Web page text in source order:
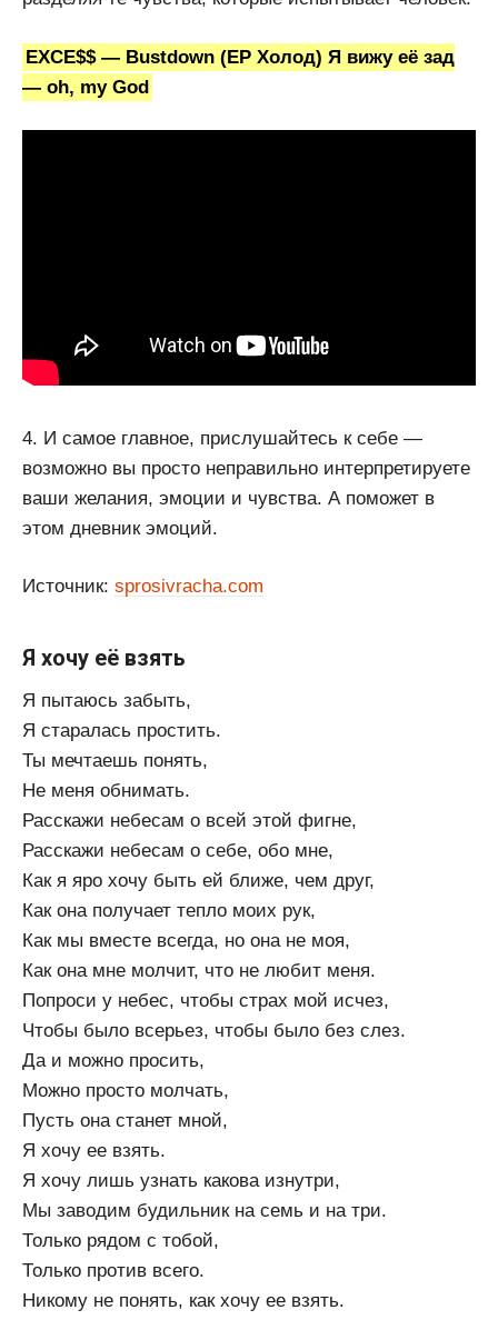
EXCE$$ — Bustdown (EP Холод) Я вижу её зад
— oh, my God
4. И самое главное, прислушайтесь к себе —
возможно вы просто неправильно интерпретируете
ваши желания, эмоции и чувства. А поможет в
этом дневник эмоций.
Источник: sprosivracha.com
Я хочу её взять
Я пытаюсь забыть,
Я старалась простить.
Ты мечтаешь понять,
Не меня обнимать.
Расскажи небесам о всей этой фигне,
Расскажи небесам о себе, обо мне,
Как я яро хочу быть ей ближе, чем друг,
Как она получает тепло моих рук,
Как мы вместе всегда, но она не моя,
Как она мне молчит, что не любит меня.
Попроси у небес, чтобы страх мой исчез,
Чтобы было всерьез, чтобы было без слез.
Да и можно просить,
Можно просто молчать,
Пусть она станет мной,
Я хочу ее взять.
Я хочу лишь узнать какова изнутри,
Мы заводим будильник на семь и на три.
Только рядом с тобой,
Только против всего.
Никому не понять, как хочу ее взять.